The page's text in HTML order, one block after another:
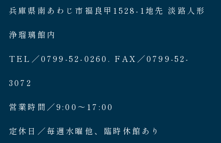
兵庫県南あわじ市福良甲1528-1地先 淡路人形
浄瑠璃館内
TEL／0799-52-0260. FAX／0799-52-
3072
営業時間／9:00〜17:00
定休日／毎週水曜他、臨時休館あり